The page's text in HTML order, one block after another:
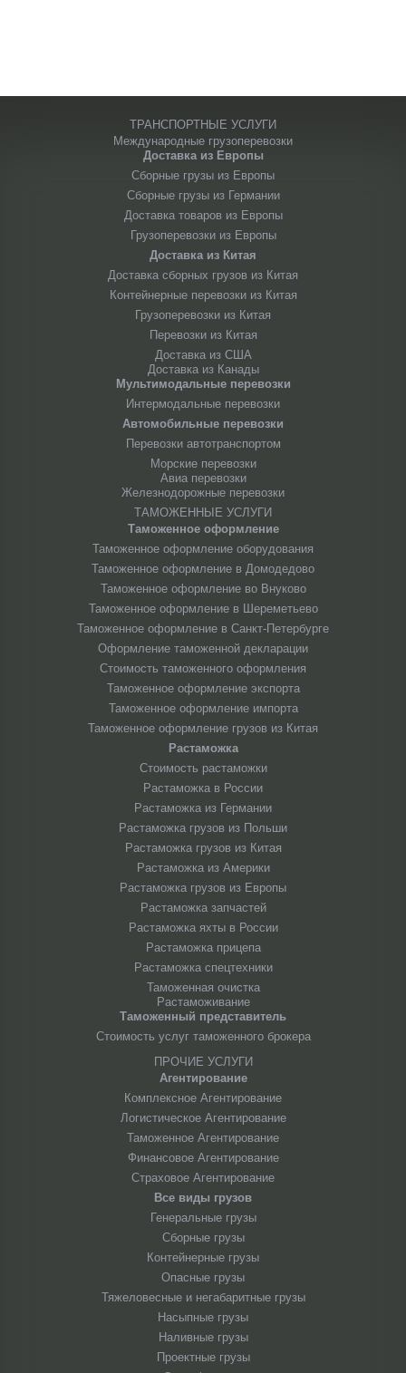
ТРАНСПОРТНЫЕ УСЛУГИ
Международные грузоперевозки
Доставка из Европы
Сборные грузы из Европы
Сборные грузы из Германии
Доставка товаров из Европы
Грузоперевозки из Европы
Доставка из Китая
Доставка сборных грузов из Китая
Контейнерные перевозки из Китая
Грузоперевозки из Китая
Перевозки из Китая
Доставка из США
Доставка из Канады
Мультимодальные перевозки
Интермодальные перевозки
Автомобильные перевозки
Перевозки автотранспортом
Морские перевозки
Авиа перевозки
Железнодорожные перевозки
ТАМОЖЕННЫЕ УСЛУГИ
Таможенное оформление
Таможенное оформление оборудования
Таможенное оформление в Домодедово
Таможенное оформление во Внуково
Таможенное оформление в Шереметьево
Таможенное оформление в Санкт-Петербурге
Оформление таможенной декларации
Стоимость таможенного оформления
Таможенное оформление экспорта
Таможенное оформление импорта
Таможенное оформление грузов из Китая
Растаможка
Стоимость растаможки
Растаможка в России
Растаможка из Германии
Растаможка грузов из Польши
Растаможка грузов из Китая
Растаможка из Америки
Растаможка грузов из Европы
Растаможка запчастей
Растаможка яхты в России
Растаможка прицепа
Растаможка спецтехники
Таможенная очистка
Растаможивание
Таможенный представитель
Стоимость услуг таможенного брокера
ПРОЧИЕ УСЛУГИ
Агентирование
Комплексное Агентирование
Логистическое Агентирование
Таможенное Агентирование
Финансовое Агентирование
Страховое Агентирование
Все виды грузов
Генеральные грузы
Сборные грузы
Контейнерные грузы
Опасные грузы
Тяжеловесные и негабаритные грузы
Насыпные грузы
Наливные грузы
Проектные грузы